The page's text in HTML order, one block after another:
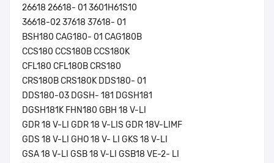
26618 26618- 01 3601H61S10
36618-02 37618 37618- 01
BSH180 CAG180- 01 CAG180B
CCS180 CCS180B CCS180K
CFL180 CFL180B CRS180
CRS180B CRS180K DDS180- 01
DDS180-03 DGSH- 181 DGSH181
DGSH181K FHN180 GBH 18 V-LI
GDR 18 V-LI GDR 18 V-LIS GDR 18V-LIMF
GDS 18 V-LI GHO 18 V- LI GKS 18 V-LI
GSA 18 V-LI GSB 18 V-LI GSB18 VE-2- LI